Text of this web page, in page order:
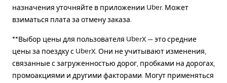
назначения уточняйте в приложении Uber. Может
взиматься плата за отмену заказа.
**Выбор цены для пользователя UberX — это средние
цены за поездку с UberX. Они не учитывают изменения,
связанные с загруженностью дорог, пробками на дорогах,
промоакциями и другими факторами. Могут применяться